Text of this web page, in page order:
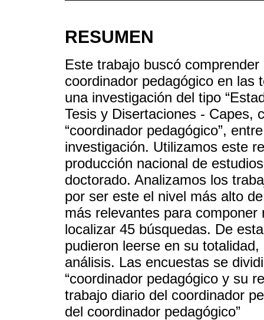
RESUMEN
Este trabajo buscó
coordinador pedagógico en las
una investigación del tipo
Tesis y Disertaciones - Capes,
“coordinador pedagógico”,
investigación. Utilizamos este
producción nacional de
doctorado. Analizamos los
por ser este el nivel más alto
más relevantes para
localizar 45 búsquedas. De
pudieron leerse en su
análisis. Las encuestas se
“coordinador pedagógico y su
trabajo diario del coordinador
del coordinador pedagógico”